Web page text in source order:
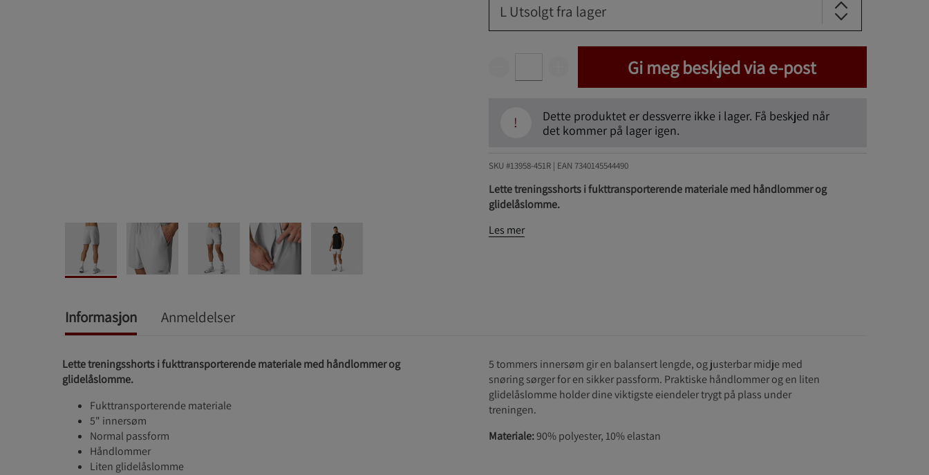
L Utsolgt fra lager
Gi meg beskjed via e-post
!
Dette produktet er dessverre ikke i lager. Få beskjed når
det kommer på lager igen.
SKU #13958-451R | EAN 7340145544490
Lette treningsshorts i fukttransporterende materiale med håndlommer og
glidelåslomme.
Les mer
Informasjon Anmeldelser
Lette treningsshorts i fukttransporterende materiale med håndlommer og
glidelåslomme.
Fukttransporterende materiale
5" innersøm
Normal passform
Håndlommer
Liten glidelåslomme
5 tommers innersøm gir en balansert lengde, og justerbar midje med
snøring sørger for en sikker passform. Praktiske håndlommer og en liten
glidelåslomme holder dine viktigste eiendeler trygt på plass under
treningen.
Materiale:90% polyester, 10% elastan